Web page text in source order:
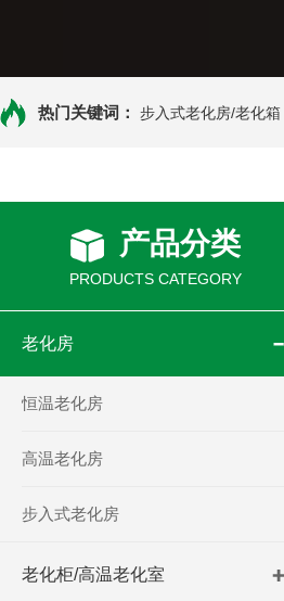
热门关键词： 步入式老化房/老化箱
产品分类
PRODUCTS CATEGORY
老化房
恒温老化房
高温老化房
步入式老化房
老化柜/高温老化室